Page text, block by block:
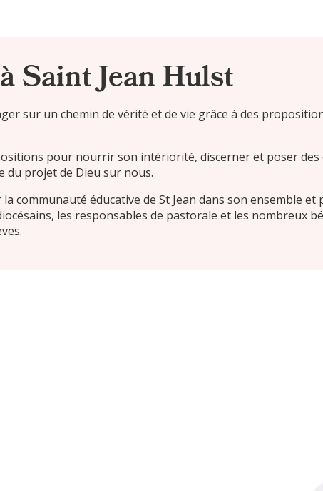
Saint Jean Hulst
sur un chemin de vérité et de vie grâce à des
pour nourrir son intériorité, discerner et poser des
du projet de Dieu sur nous.
communauté éducative de St Jean dans son ensemble
les responsables de pastorale et les nombreux